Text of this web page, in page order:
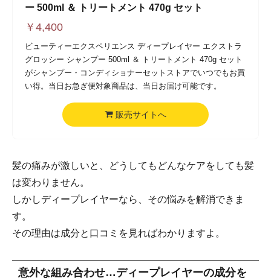
ー 500ml ＆ トリートメント 470g セット
￥ 4,400
ビューティーエクスペリエンス ディープレイヤー エクストラ
グロッシー シャンプー 500ml ＆ トリートメント 470g セット
がシャンプー・コンディショナーセットストアでいつでもお買
い得。当日お急ぎ便対象商品は、当日お届け可能です。
販売サイトへ
髪の痛みが激しいと、どうしてもどんなケアをしても髪
は変わりません。
しかしディープレイヤーなら、その悩みを解消できま
す。
その理由は成分と口コミを見ればわかりますよ。
意外な組み合わせ…ディープレイヤーの成分を